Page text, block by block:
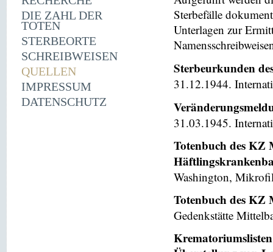
DIE ZAHL DER
TOTEN
STERBEORTE
SCHREIBWEISEN
QUELLEN
IMPRESSUM
DATENSCHUTZ
Sterbefälle
Unterlagen zur
Sterbeurkunden
31.12.1944.
31.03.1945.
Totenbuch des
Washington,
Totenbuch des KZ
Gedenkstätte